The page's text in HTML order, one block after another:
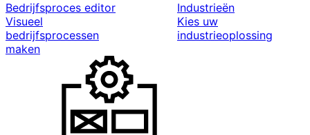
Bedrijfsproces editor
Visueel
bedrijfsprocessen
maken
Industrieën
Kies uw
industrieoplossing